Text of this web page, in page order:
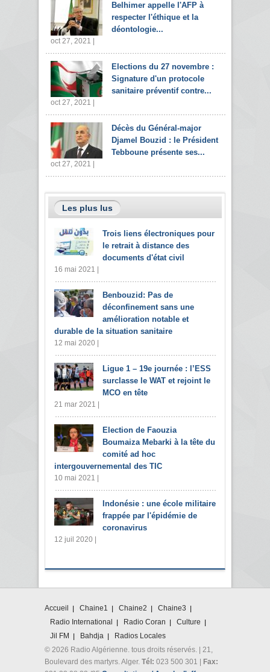
Belhimer appelle l'AFP à
respecter l'éthique et la
déontologie...
oct 27, 2021 |
Elections du 27 novembre :
Signature d'un protocole
sanitaire préventif contre...
oct 27, 2021 |
Décès du Général-major
Djamel Bouzid : le Président
Tebboune présente ses...
oct 27, 2021 |
Les plus lus
Trois liens électroniques pour
le retrait à distance des
documents d'état civil
16 mai 2021 |
Benbouzid: Pas de
déconfinement sans une
amélioration notable et
durable de la situation sanitaire
12 mai 2020 |
Ligue 1 – 19e journée : l’ESS
surclasse le WAT et rejoint le
MCO en tête
21 mar 2021 |
Election de Faouzia
Boumaiza Mebarki à la tête du
comité ad hoc
intergouvernemental des TIC
10 mai 2021 |
Indonésie : une école militaire
frappée par l'épidémie de
coronavirus
12 juil 2020 |
Accueil Chaine1 Chaine2
Chaine3
Radio International
Radio Coran
Culture
Jil FM
Bahdja
Radios Locales
© 2026 Radio Algérienne. tous droits réservés. | 21,
Boulevard des martyrs. Alger. Tél: 023 500 301 |
Fax: